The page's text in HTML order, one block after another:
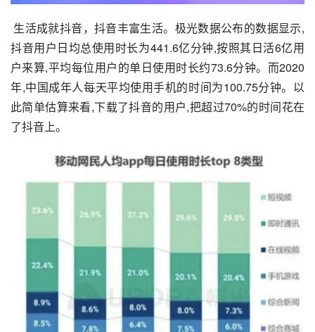
抖音用户日均总使用时长为441.6亿分钟,按照其日活6亿用
户来算,平均每位用户的单日使用时长约73.6分钟。而2020
年,中国成年人每天平均使用手机的时间为100.75分钟。以
此简单估算来看,下载了抖音的用户,把超过70%的时间花在
了抖音上。